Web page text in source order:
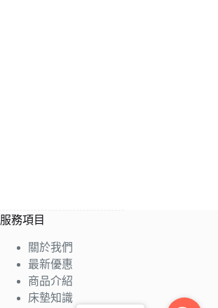
服務項目
關於我們
最新優惠
商品介紹
床墊知識